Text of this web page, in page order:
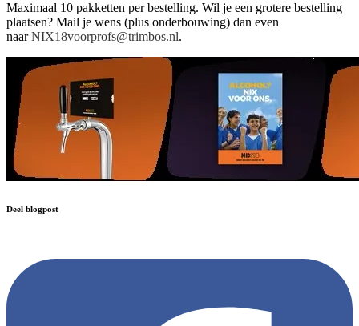
Maximaal 10 pakketten per bestelling. Wil je een grotere bestelling
plaatsen? Mail je wens (plus onderbouwing) dan even
naarNIX18voorprofs@trimbos.nl.
Deel blogpost